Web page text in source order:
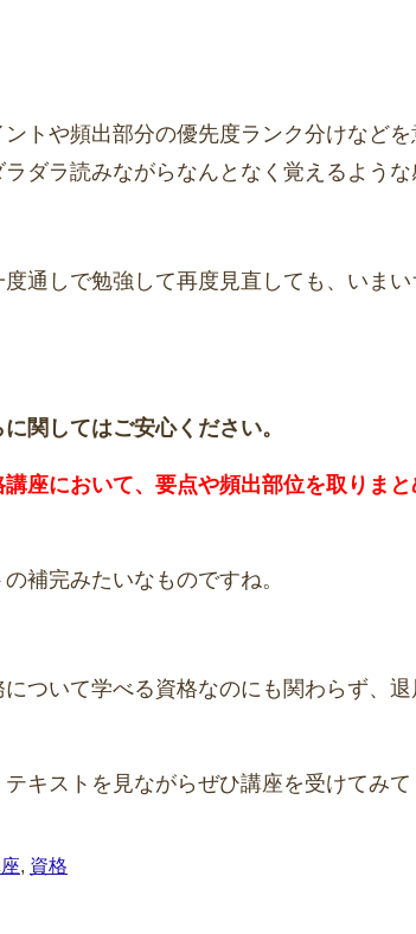
トや頻出部分の優先度ランク分けなど
ダラ読みながらなんとなく覚えるような
通しで勉強して再度見直しても、いま
に関してはご安心ください。
座において、要点や頻出部位を取りま
補完みたいなものですね。
ついて学べる資格なのにも関わらず、
キストを見ながらぜひ講座を受けてみて
, 資格